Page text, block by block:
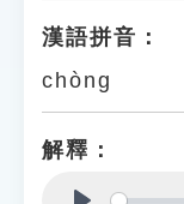
漢語拼音：
chòng
解釋：